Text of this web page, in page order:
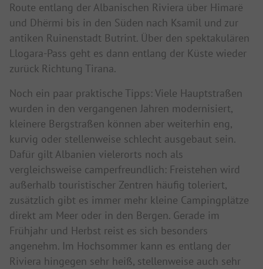
Route entlang der Albanischen Riviera über Himarë
und Dhërmi bis in den Süden nach Ksamil und zur
antiken Ruinenstadt Butrint. Über den spektakulären
Llogara-Pass geht es dann entlang der Küste wieder
zurück Richtung Tirana.
Noch ein paar praktische Tipps: Viele Hauptstraßen
wurden in den vergangenen Jahren modernisiert,
kleinere Bergstraßen können aber weiterhin eng,
kurvig oder stellenweise schlecht ausgebaut sein.
Dafür gilt Albanien vielerorts noch als
vergleichsweise camperfreundlich: Freistehen wird
außerhalb touristischer Zentren häufig toleriert,
zusätzlich gibt es immer mehr kleine Campingplätze
direkt am Meer oder in den Bergen. Gerade im
Frühjahr und Herbst reist es sich besonders
angenehm. Im Hochsommer kann es entlang der
Riviera hingegen sehr heiß, stellenweise auch sehr